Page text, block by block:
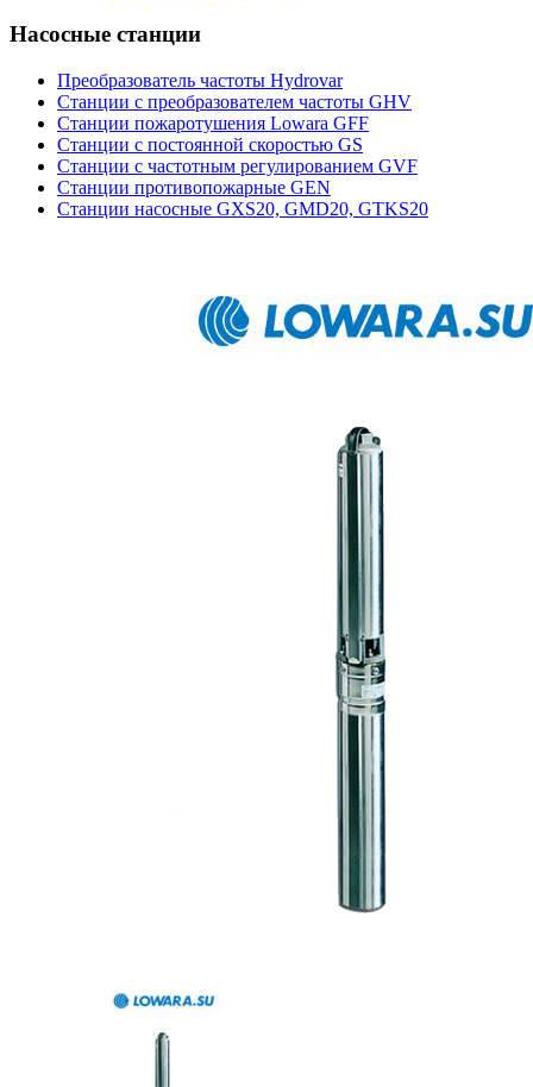
Насосные станции
Преобразователь частоты Hydrovar
Станции с преобразователем частоты GHV
Станции пожаротушения Lowara GFF
Станции с постоянной скоростью GS
Станции с частотным регулированием GVF
Станции противопожарные GEN
Станции насосные GXS20, GMD20, GTKS20